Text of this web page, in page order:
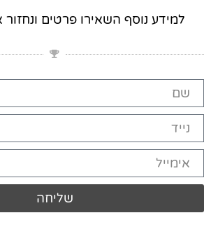
למידע נוסף השאירו פרטים
שליחה